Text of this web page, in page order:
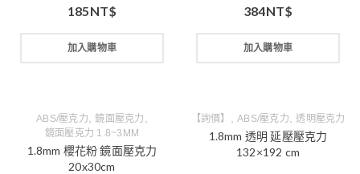
185NT$
加入購物車
384NT$
加入購物車
ABS/壓克力 ,鏡面壓克力
鏡面壓克力 1.8~3MM
1.8mm 櫻花粉 鏡面壓克力
20x30cm
【詢價】 ABS/壓克力 ,透明壓克力
1.8mm 透明 延壓壓克力
132×192 cm